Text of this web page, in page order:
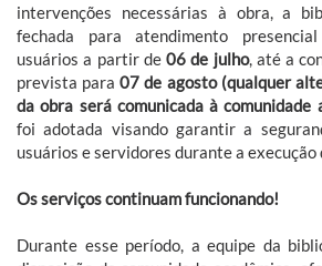
intervenções necessárias à obra, a
fechada para atendimento
usuários a partir de06 de julho, até a
prevista para07 de agosto (qualquer
da obra será comunicada à comunidade
foi adotada visando garantir a
usuários e servidores durante a execução
Os serviços continuam funcionando!
Durante esse período, a equipe da